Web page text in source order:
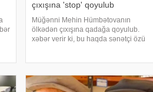
çıxışına 'stop' qoyulub
Müğənni Mehin Hümbətovanın
ölkədən çıxışına qadağa qoyulub.
xəbər verir ki, bu haqda sənətçi özü